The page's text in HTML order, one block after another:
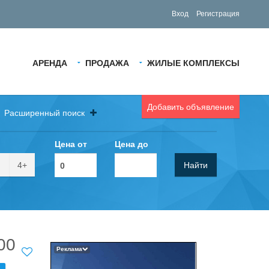
Вход Регистрация
АРЕНДА ПРОДАЖА ЖИЛЫЕ КОМПЛЕКСЫ
Добавить объявление
Расширенный поиск
4+
Цена от Цена до
Найти
Реклама